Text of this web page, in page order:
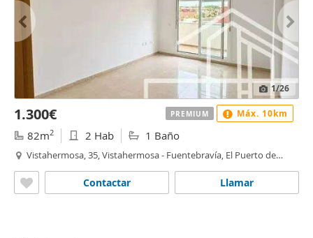
1/26
1.300€
82m2 2 Hab 1 Baño
Vistahermosa, 35, Vistahermosa - Fuentebravía, El Puerto de
Llamar
Contactar
PREMIUM Máx. 10km